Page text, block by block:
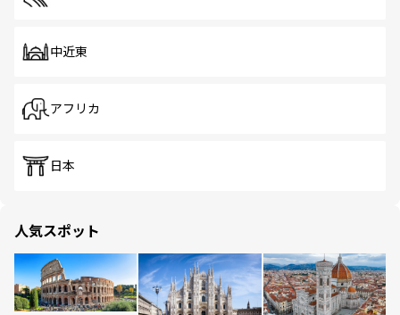
中近東
アフリカ
日本
人気スポット